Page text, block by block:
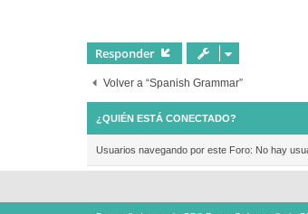
Responder
Volver a “Spanish Grammar”
¿QUIÉN ESTÁ CONECTADO?
Usuarios navegando por este Foro: No hay